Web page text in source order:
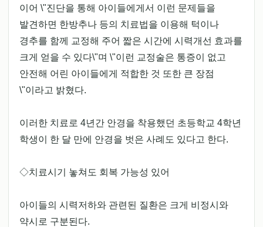
이어 \"진단을 통해 아이들에게서 이런 문제들을
발견하면 한방추나 등의 치료법을 이용해 턱이나
경추를 함께 교정해 주어 짧은 시간에 시력개선 효과를
크게 얻을 수 있다\"며 \"이런 교정술은 통증이 없고
안전해 어린 아이들에게 적합한 것 또한 큰 장점
\"이라고 밝혔다.
이러한 치료로 4년간 안경을 착용했던 초등학교 4학년
학생이 한 달 만에 안경을 벗은 사례도 있다고 한다.
◇치료시기 놓쳐도 회복 가능성 있어
아이들의 시력저하와 관련된 질환은 크게 비정시와
약시로 구분된다.